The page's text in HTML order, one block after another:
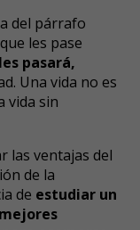
del párrafo
les pase
pasará,
Una vida no es
vida sin
las ventajas del
de la
de estudiar un